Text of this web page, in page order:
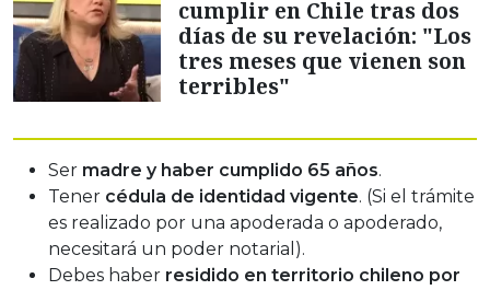
cumplir en Chile tras dos
días de su revelación: "Los
tres meses que vienen son
terribles"
Ser madre y haber cumplido 65 años.
Tener cédula de identidad vigente. (Si el trámite
es realizado por una apoderada o apoderado,
necesitará un poder notarial).
Debes haber residido en territorio chileno por